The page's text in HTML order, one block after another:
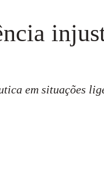
em situações